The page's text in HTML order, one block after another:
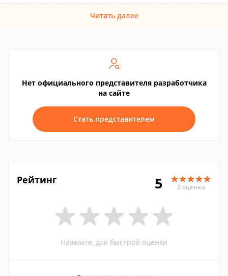
Читать далее
Нет официального представителя разработчика
на сайте
Стать представителем
Рейтинг 5 2 оценки
Нажмите, для быстрой оценки